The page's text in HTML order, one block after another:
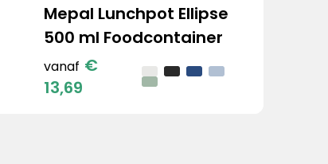
Mepal Lunchpot Ellipse
500 ml Foodcontainer
vanaf €
13,69